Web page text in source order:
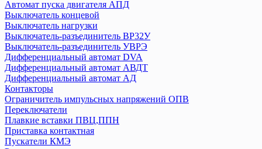
Авт. выключатели AV-125
Авт. выключатели ВА47-125
Авт. выключатели ВА47-29
Авт. выключатели ВА47-63
Авт.выключатели AV-10
Авт.выключатели AV-6
Автомат пуска двигателя АПД
Выключатель концевой
Выключатель нагрузки
Выключатель-разъединитель ВР32У
Выключатель-разъединитель УВРЭ
Дифференциальный автомат DVA
Автомат пуска двигателя АПД
Выключатель концевой
Выключатель нагрузки
Выключатель-разъединитель ВР32У
Выключатель-разъединитель УВРЭ
Дифференциальный автомат DVA
Дифференциальный автомат АВДТ
Дифференциальный автомат АД
Контакторы
Ограничитель импульсных напряжений ОПВ
Переключатели
Плавкие вставки ПВЦ,ППН
Приставка контактная
Пускатели КМЭ